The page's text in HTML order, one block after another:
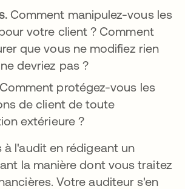
Comment manipulez-vous les
votre client ? Comment
que vous ne modifiez rien
devriez pas ?
Comment protégez-vous les
de client de toute
extérieure ?
à l'audit en rédigeant un
la manière dont vous traitez
Votre auditeur s'en